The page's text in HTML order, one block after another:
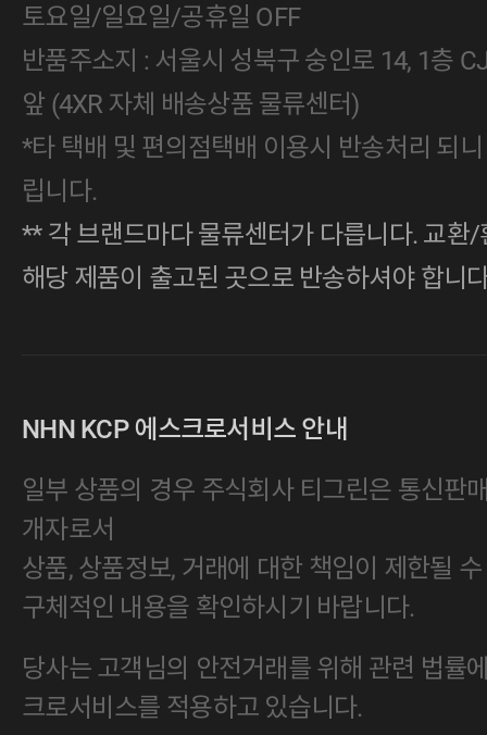
토요일/일요일/공휴일 OFF
반품주소지 : 서울시 성북구 숭인로 14, 1층
앞 (4XR 자체 배송상품 물류센터)
*타 택배 및 편의점택배 이용시 반송처리 되
립니다.
** 각 브랜드마다 물류센터가 다릅니다. 교환
해당 제품이 출고된 곳으로 반송하셔야 합니
NHN KCP 에스크로서비스 안내
일부 상품의 경우 주식회사 티그린은 통신판
개자로서
상품, 상품정보, 거래에 대한 책임이 제한될
구체적인 내용을 확인하시기 바랍니다.
당사는 고객님의 안전거래를 위해 관련 법률
크로서비스를 적용하고 있습니다.